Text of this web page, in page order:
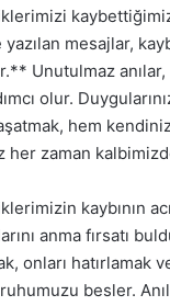
mesajlar,
Unutulmaz
olur.
hem
her zaman
kaybının
anma fırsatı
onları
besler.